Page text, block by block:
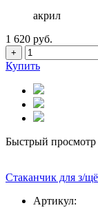
акрил
1 620 руб.
+
Купить
Быстрый просмотр
Стаканчик для з/
Артикул: